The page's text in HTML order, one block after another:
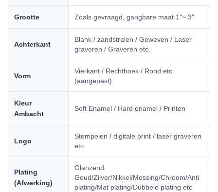
Grootte Zoals gevraagd, gangbare maat 1"~ 3"
Achterkant
Blank / zandstralen / Geweven / Laser
graveren / Graveren etc.
Vorm
Vierkant / Rechthoek / Rond etc.
(aangepast)
Kleur
Ambacht
Soft Enamel / Hard enamel / Printen
Logo
Stempelen / digitale print / laser graveren
etc.
Plating
(Afwerking)
Glanzend
Goud/Zilver/Nikkel/Messing/Chroom/Anti
plating/Mat plating/Dubbele plating etc